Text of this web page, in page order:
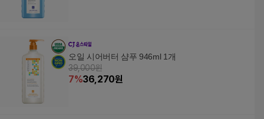
오일 시어버터 샴푸 946ml 1개
39,000원
7%36,270원